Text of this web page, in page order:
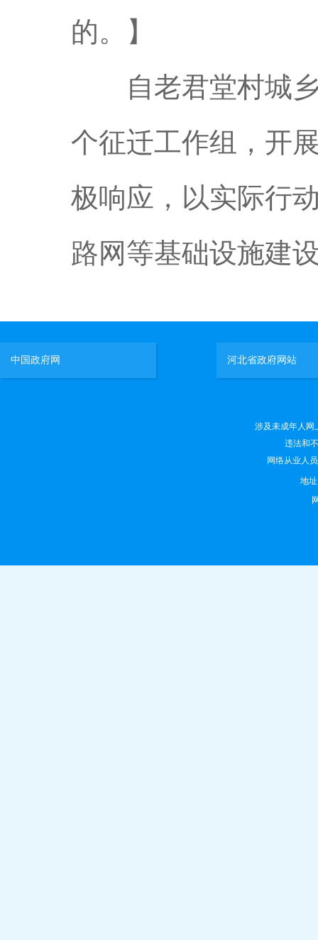
的。】
自老君堂村城乡
个征迁工作组，开
极响应，以实际行
路网等基础设施建
中国政府网 河北省政府网站
涉及未成年人网
违法和
网络从业人
地